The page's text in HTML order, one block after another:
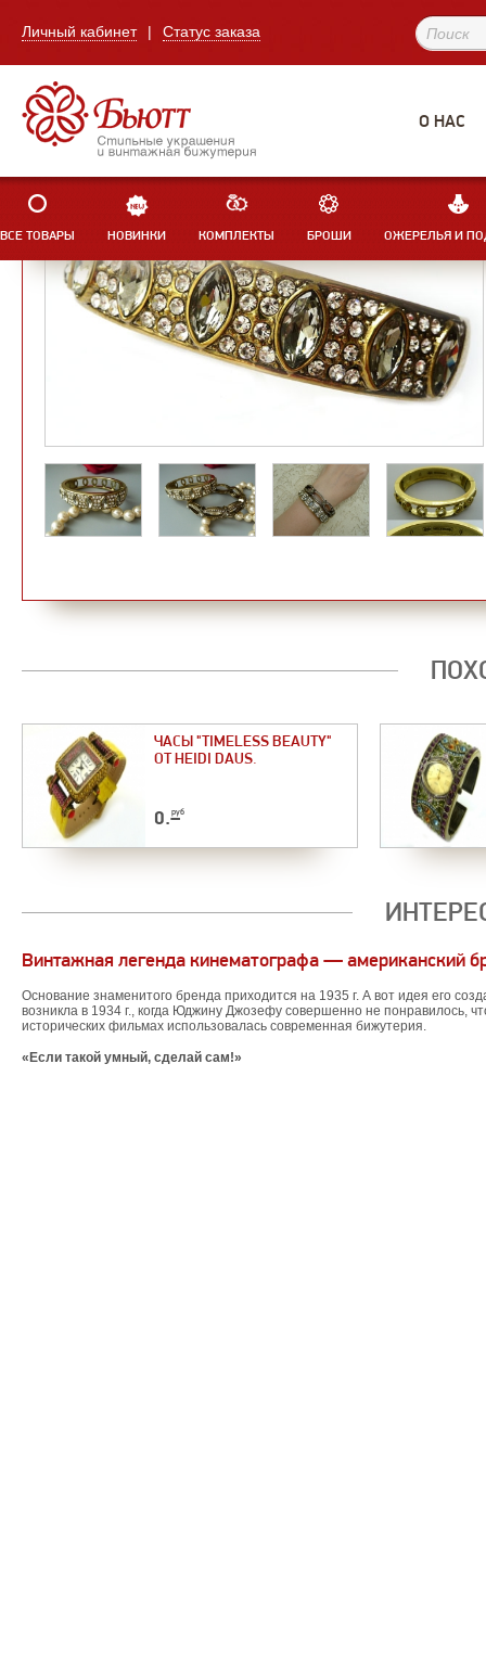
Личный кабинет | Статус заказа
О НАС
ВСЕ ТОВАРЫ НОВИНКИ КОМПЛЕКТЫ БРОШИ ОЖЕРЕЛЬЯ И
ЧАСЫ "TIMELESS BEAUTY"
ОТ HEIDI DAUS.
0.–руб
Винтажная легенда кинематографа — американский
Основание знаменитого бренда приходится на 1935 г. А вот идея его
возникла в 1934 г., когда Юджину Джозефу совершенно не понравилось,
исторических фильмах использовалась современная бижутерия.
«Если такой умный, сделай сам!»